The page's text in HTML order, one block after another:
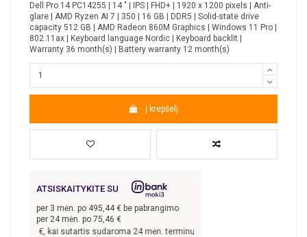
Dell Pro 14 PC14255 | 14 " | IPS | FHD+ | 1920 x 1200 pixels | Anti-
glare | AMD Ryzen AI 7 | 350 | 16 GB | DDR5 | Solid-state drive
capacity 512 GB | AMD Radeon 860M Graphics | Windows 11 Pro |
802.11ax | Keyboard language Nordic | Keyboard backlit |
Warranty 36 month(s) | Battery warranty 12 month(s)
Į krepšelį
ATSISKAITYKITE SU
per 3 mėn. po 495,44€ be pabrangimo
per 24 mėn. po 75,46 €
€, kai sutartis sudaroma 24 mėn. terminui, metinė palūkanų norma –